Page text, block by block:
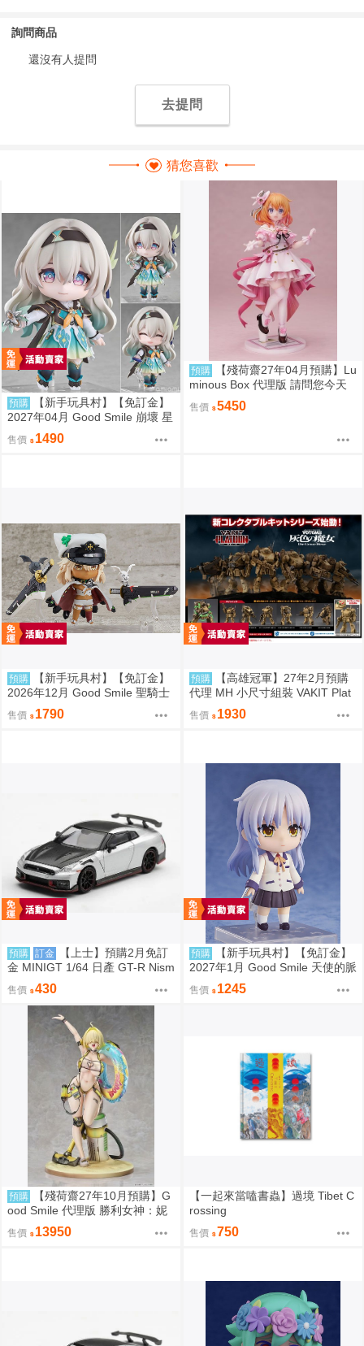
詢問商品
還沒有人提問
去提問
猜您喜歡
預購
【新手玩具村】【免訂金】
2027年04月 Good Smile 崩壞 星
穹鐵道 流螢 黏土人
售價 1490
預購
【殘荷齋27年04月預購】Lu
minous Box 代理版 請問您今天
要來點兔子嗎？ 心愛 禮服Ver. 1/
7 PVC完成品 0906
售價 5450
預購
【新手玩具村】【免訂金】
2026年12月 Good Smile 聖騎士
之戰-奮戰- 拉姆雷薩爾=瓦倫泰
黏土人 再販
售價 1790
預購
【高雄冠軍】27年2月預購
代理 MH 小尺寸組裝 VAKIT Plat
oon 裝甲騎兵 灰色的魔女 中盒6
入 0813
售價 1930
預購 訂金
【上士】預購2月免訂
金 MINIGT 1/64 日產 GT-R Nism
o 2024 銀 右駕 39681 0809
售價 430
預購
【新手玩具村】【免訂金】
2027年1月 Good Smile 天使的脈
動Angel Beats! 立華奏 黏土人 再
販
售價 1245
預購
【殘荷齋27年10月預購】G
ood Smile 代理版 勝利女神：妮
姬 伊萊格：BOOM與驚嚇 1/4 PV
C完成品 0906
售價 13950
【一起來當嗑書蟲】過境 Tibet C
rossing
售價 750